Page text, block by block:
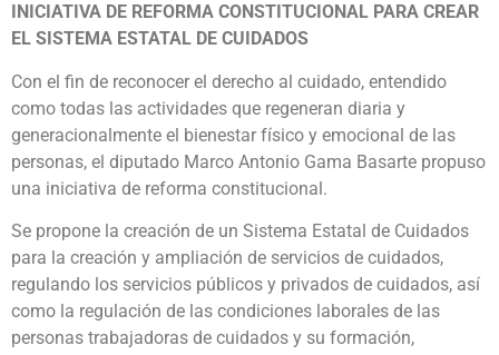
INICIATIVA DE REFORMA CONSTITUCIONAL PARA CREAR
EL SISTEMA ESTATAL DE CUIDADOS
Con el fin de reconocer el derecho al cuidado, entendido
como todas las actividades que regeneran diaria y
generacionalmente el bienestar físico y emocional de las
personas, el diputado Marco Antonio Gama Basarte propuso
una iniciativa de reforma constitucional.
Se propone la creación de un Sistema Estatal de Cuidados
para la creación y ampliación de servicios de cuidados,
regulando los servicios públicos y privados de cuidados, así
como la regulación de las condiciones laborales de las
personas trabajadoras de cuidados y su formación,